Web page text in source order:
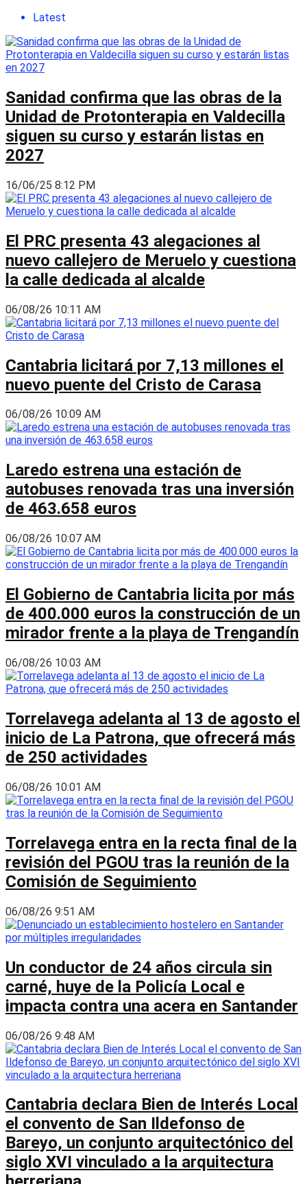
Latest
Sanidad confirma que las obras de la
Unidad de Protonterapia en Valdecilla
siguen su curso y estarán listas en
2027
16/06/25 8:12 PM
El PRC presenta 43 alegaciones al
nuevo callejero de Meruelo y cuestiona
la calle dedicada al alcalde
06/08/26 10:11 AM
Cantabria licitará por 7,13 millones el
nuevo puente del Cristo de Carasa
06/08/26 10:09 AM
Laredo estrena una estación de
autobuses renovada tras una inversión
de 463.658 euros
06/08/26 10:07 AM
El Gobierno de Cantabria licita por más
de 400.000 euros la construcción de un
mirador frente a la playa de Trengandín
06/08/26 10:03 AM
Torrelavega adelanta al 13 de agosto el
inicio de La Patrona, que ofrecerá más
de 250 actividades
06/08/26 10:01 AM
Torrelavega entra en la recta final de la
revisión del PGOU tras la reunión de la
Comisión de Seguimiento
06/08/26 9:51 AM
Un conductor de 24 años circula sin
carné, huye de la Policía Local e
impacta contra una acera en Santander
06/08/26 9:48 AM
Cantabria declara Bien de Interés Local
el convento de San Ildefonso de
Bareyo, un conjunto arquitectónico del
siglo XVI vinculado a la arquitectura